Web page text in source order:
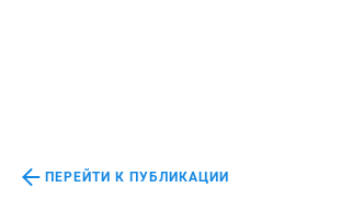
ПЕРЕЙТИ К ПУБЛИКАЦИИ